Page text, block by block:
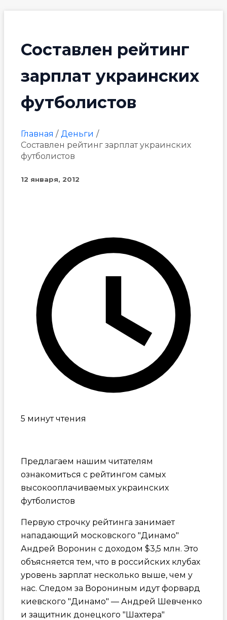
Составлен рейтинг
зарплат украинских
футболистов
Главная
Деньги
Составлен рейтинг зарплат украинских
футболистов
12 января, 2012
5 минут чтения
Предлагаем нашим читателям
ознакомиться с рейтингом самых
высокооплачиваемых украинских
футболистов
Первую строчку рейтинга занимает
нападающий московского "Динамо"
Андрей Воронин с доходом $3,5 млн. Это
объясняется тем, что в российских клубах
уровень зарплат несколько выше, чем у
нас. Следом за Ворониным идут форвард
киевского "Динамо" — Андрей Шевченко
и защитник донецкого "Шахтера"